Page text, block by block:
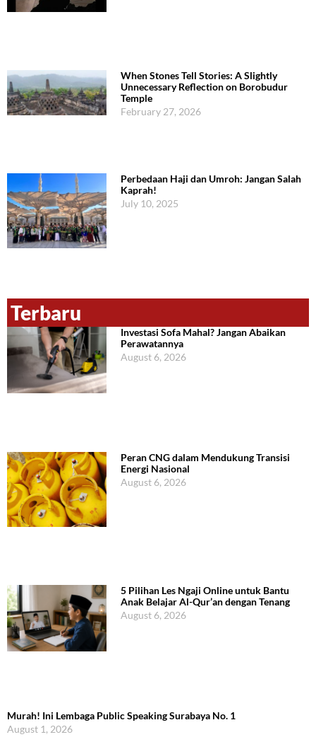
When Stones Tell Stories: A Slightly
Unnecessary Reflection on Borobudur
Temple
February 27, 2026
Perbedaan Haji dan Umroh: Jangan Salah
Kaprah!
July 10, 2025
Terbaru
Investasi Sofa Mahal? Jangan Abaikan
Perawatannya
August 6, 2026
Peran CNG dalam Mendukung Transisi
Energi Nasional
August 6, 2026
5 Pilihan Les Ngaji Online untuk Bantu
Anak Belajar Al-Qur’an dengan Tenang
August 6, 2026
Murah! Ini Lembaga Public Speaking Surabaya No. 1
August 1, 2026